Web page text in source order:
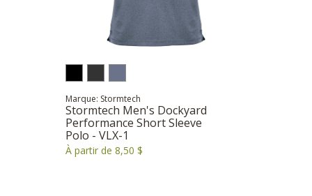
Marque: Stormtech
Stormtech Men's Dockyard
Performance Short Sleeve
Polo - VLX-1
À partir de 8,50 $